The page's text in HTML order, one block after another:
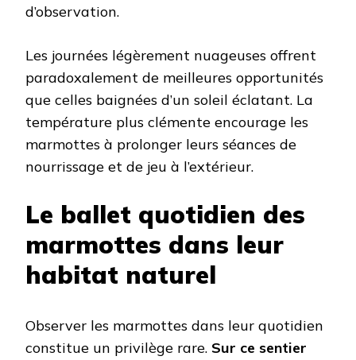
d’observation.
Les journées légèrement nuageuses offrent
paradoxalement de meilleures opportunités
que celles baignées d’un soleil éclatant. La
température plus clémente encourage les
marmottes à prolonger leurs séances de
nourrissage et de jeu à l’extérieur.
Le ballet quotidien des
marmottes dans leur
habitat naturel
Observer les marmottes dans leur quotidien
constitue un privilège rare. Sur ce sentier